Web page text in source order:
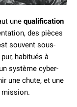
une qualification
des pièces
souvent sous-
habitués à
système cyber-
une chute, et une
mission.